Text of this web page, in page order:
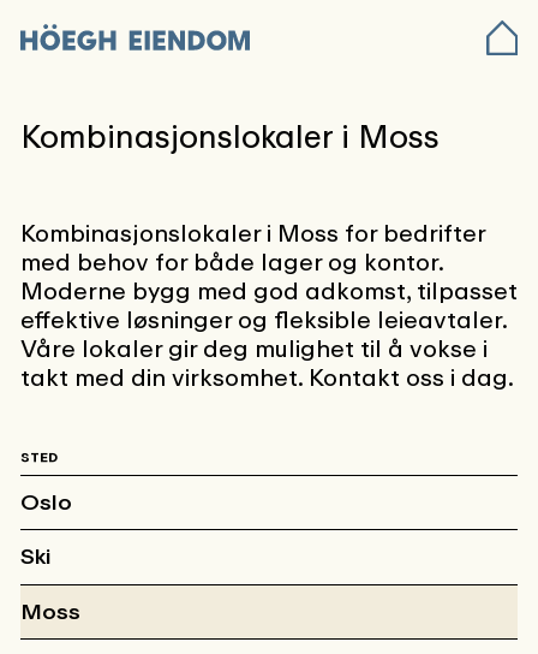
Kombinasjonslokaler i Moss
Kombinasjonslokaler i Moss for bedrifter
med behov for både lager og kontor.
Moderne bygg med god adkomst, tilpasset
effektive løsninger og fleksible leieavtaler.
Våre lokaler gir deg mulighet til å vokse i
takt med din virksomhet. Kontakt oss i dag.
STED
Oslo
Ski
Moss